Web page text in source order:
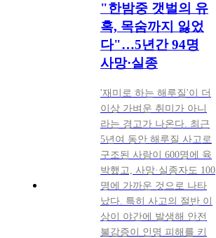
"한밤중 갯벌의 유
혹, 목숨까지 잃었
다"…5년간 94명
사망·실종
'재미로 하는 해루질'이 더
이상 가벼운 취미가 아니
라는 경고가 나온다. 최근
5년여 동안 해루질 사고로
구조된 사람이 600명에 육
박했고, 사망·실종자도 100
명에 가까운 것으로 나타
났다. 특히 사고의 절반 이
상이 야간에 발생해 안전
불감증이 인명 피해를 키